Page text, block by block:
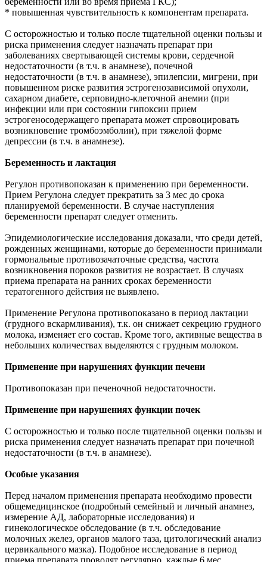
* повышенная чувствительность к компонентам препарата.
С осторожностью и только после тщательной оценки пользы и
риска применения следует назначать препарат при
заболеваниях свертывающей системы крови, сердечной
недостаточности (в т.ч. в анамнезе), почечной
недостаточности (в т.ч. в анамнезе), эпилепсии, мигрени, при
повышенном риске развития эстрогенозависимой опухоли,
сахарном диабете, серповидно-клеточной анемии (при
инфекции или при состоянии гипоксии прием
эстрогеносодержащего препарата может спровоцировать
возникновение тромбоэмболии), при тяжелой форме
депрессии (в т.ч. в анамнезе).
Беременность и лактация
Регулон противопоказан к применению при беременности.
Прием Регулона следует прекратить за 3 мес до срока
планируемой беременности. В случае наступления
беременности препарат следует отменить.
Эпидемиологические исследования доказали, что среди детей,
рожденных женщинами, которые до беременности принимали
гормональные противозачаточные средства, частота
возникновения пороков развития не возрастает. В случаях
приема препарата на ранних сроках беременности
тератогенного действия не выявлено.
Применение Регулона противопоказано в период лактации
(грудного вскармливания), т.к. он снижает секрецию грудного
молока, изменяет его состав. Кроме того, активные вещества в
небольших количествах выделяются с грудным молоком.
Применение при нарушениях функции печени
Противопоказан при печеночной недостаточности.
Применение при нарушениях функции почек
С осторожностью и только после тщательной оценки пользы и
риска применения следует назначать препарат при почечной
недостаточности (в т.ч. в анамнезе).
Особые указания
Перед началом применения препарата необходимо провести
общемедицинское (подробный семейный и личный анамнез,
измерение АД, лабораторные исследования) и
гинекологическое обследование (в т.ч. обследование
молочных желез, органов малого таза, цитологический анализ
цервикального мазка). Подобное исследование в период
приема препарата проводят регулярно, каждые 6 мес.